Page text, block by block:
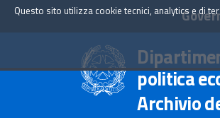
politica
Archivio
Questo sito utilizza cookie tecnici, analytics e di